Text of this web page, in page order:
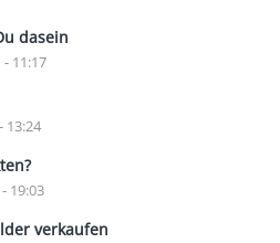
dasein
11:17
13:24
19:03
verkaufen